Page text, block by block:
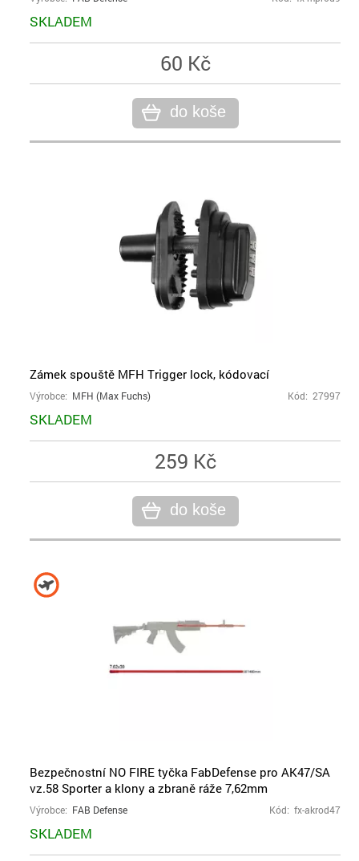
SKLADEM
60 Kč
do koše
Zámek spouště MFH Trigger lock, kódovací
Výrobce: MFH (Max Fuchs) Kód: 27997
SKLADEM
259 Kč
do koše
Bezpečnostní NO FIRE tyčka FabDefense pro AK47/SA
vz.58 Sporter a klony a zbraně ráže 7,62mm
Výrobce: FAB Defense Kód: fx-akrod47
SKLADEM